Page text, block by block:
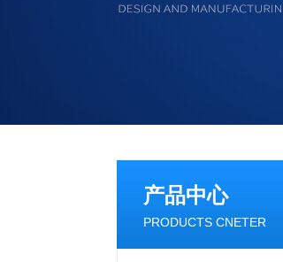
产品中心
PRODUCTS CNETER